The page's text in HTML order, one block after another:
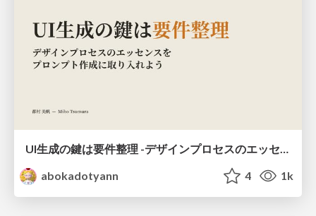
UI生成の鍵は要件整理 -デザインプロセスのエッセンスを プロンプト作成に取り入れよう-
abokadotyann
4 1k